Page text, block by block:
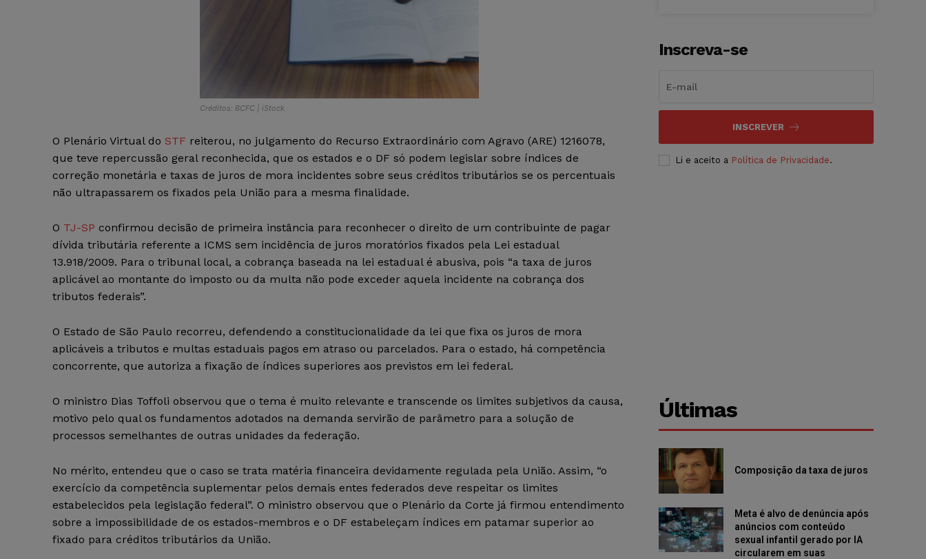
Créditos: BCFC | iStock
O Plenário Virtual do STF reiterou, no julgamento do Recurso Extraordinário com Agravo (ARE) 1216078,
que teve repercussão geral reconhecida, que os estados e o DF só podem legislar sobre índices de
correção monetária e taxas de juros de mora incidentes sobre seus créditos tributários se os percentuais
não ultrapassarem os fixados pela União para a mesma finalidade.
O TJ-SP confirmou decisão de primeira instância para reconhecer o direito de um contribuinte de pagar
dívida tributária referente a ICMS sem incidência de juros moratórios fixados pela Lei estadual
13.918/2009. Para o tribunal local, a cobrança baseada na lei estadual é abusiva, pois “a taxa de juros
aplicável ao montante do imposto ou da multa não pode exceder aquela incidente na cobrança dos
tributos federais”.
O Estado de São Paulo recorreu, defendendo a constitucionalidade da lei que fixa os juros de mora
aplicáveis a tributos e multas estaduais pagos em atraso ou parcelados. Para o estado, há competência
concorrente, que autoriza a fixação de índices superiores aos previstos em lei federal.
O ministro Dias Toffoli observou que o tema é muito relevante e transcende os limites subjetivos da causa,
motivo pelo qual os fundamentos adotados na demanda servirão de parâmetro para a solução de
processos semelhantes de outras unidades da federação.
No mérito, entendeu que o caso se trata matéria financeira devidamente regulada pela União. Assim, “o
exercício da competência suplementar pelos demais entes federados deve respeitar os limites
estabelecidos pela legislação federal”. O ministro observou que o Plenário da Corte já firmou entendimento
sobre a impossibilidade de os estados-membros e o DF estabeleçam índices em patamar superior ao
fixado para créditos tributários da União.
Inscreva-se
INSCREVER
Li e aceito a Política de Privacidade.
Últimas
Composição da taxa de juros
Meta é alvo de denúncia após
anúncios com conteúdo
sexual infantil gerado por IA
circularem em suas